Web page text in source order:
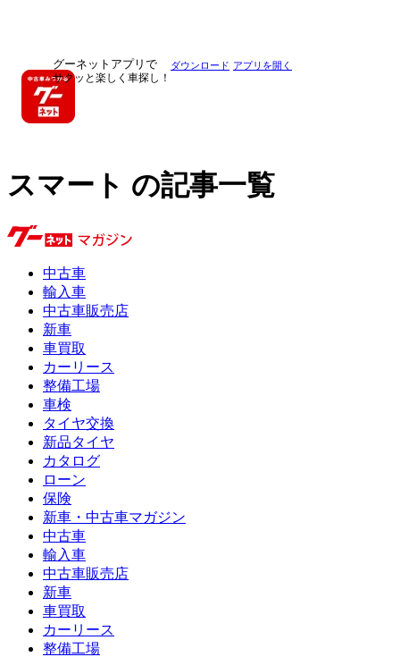
グーネットアプリで
サクッと楽しく車探し！
ダウンロード アプリを開く
スマート の記事一覧
中古車
輸入車
中古車販売店
新車
車買取
カーリース
整備工場
車検
タイヤ交換
新品タイヤ
カタログ
ローン
保険
新車・中古車マガジン
中古車
輸入車
中古車販売店
新車
車買取
カーリース
整備工場